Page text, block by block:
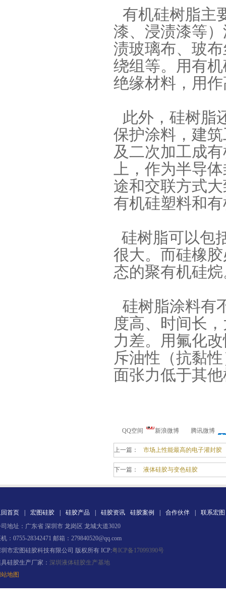
注射硅胶
有机硅树脂主
漆、浸渍漆等
渍玻璃布、玻
绕组等。用有
绝缘材料，用
此外，硅树脂
保护涂料，建
及二次加工成
上，作为半导
途和交联方式
有机硅塑料和
硅树脂可以包
很大。而硅橡
态的聚有机硅
硅树脂涂料有
度高、时间长
力差。用氟化
斥油性（抗黏
面张力低于其
QQ空间 新浪微博 腾讯微博
上一篇： 市场上性能最高的电子灌封胶
下一篇： 液体硅胶与变色硅胶
首页 宏图硅胶 硅胶产品 硅胶资讯 硅胶案例 合作伙伴
联系宏图
地址：广东省 深圳市 龙岗区 龙城大道3020
：0755-28342471 邮箱：279840520@qq.com
市宏图硅胶科技有限公司 版权所有 ICP:粤ICP备17099390号
硅胶生产厂家： 深圳液体硅胶生产基地
地图